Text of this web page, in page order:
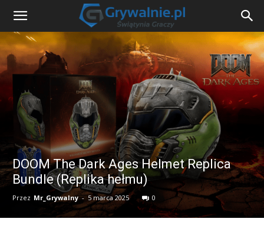
DOOM The Dark Ages Helmet Replica
Bundle (Replika hełmu)
Przez Mr_Grywalny - 5 marca 2025 0